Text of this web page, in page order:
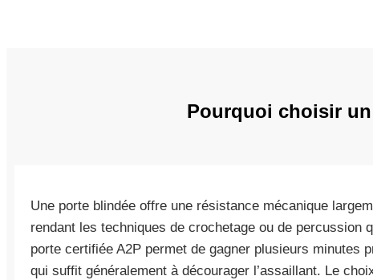
Pourquoi choisir
Une porte blindée offre une résistance mécanique
rendant les techniques de crochetage ou de percussion
porte certifiée A2P permet de gagner plusieurs minutes
qui suffit généralement à décourager l’assaillant. Le